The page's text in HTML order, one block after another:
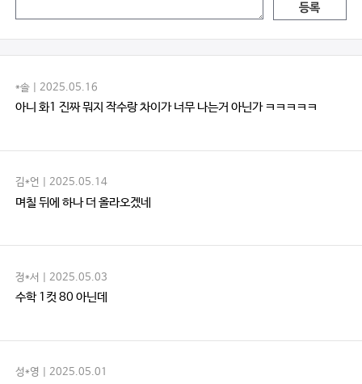
등록
*솔 | 2025.05.16
아니 화1 진짜 뭐지 작수랑 차이가 너무 나는거 아닌가 ㅋㅋㅋㅋㅋ
김*언 | 2025.05.14
며칠 뒤에 하나 더 올라오겠네
정*서 | 2025.05.03
수학 1컷 80 아닌데
성*영 | 2025.05.01